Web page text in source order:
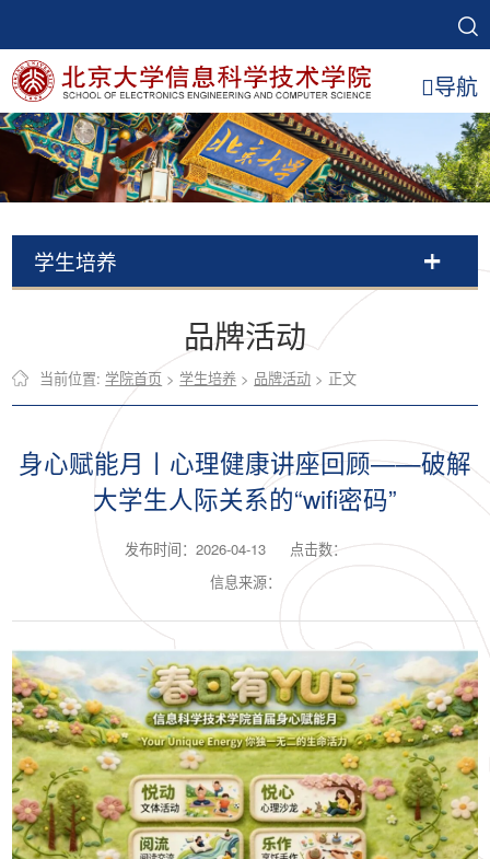
导航
学生培养
品牌活动
当前位置:学院首页 >学生培养 > 品牌活动 > 正文
身心赋能月丨心理健康讲座回顾——破解
大学生人际关系的“wifi密码”
发布时间：2026-04-13
点击数：
信息来源：